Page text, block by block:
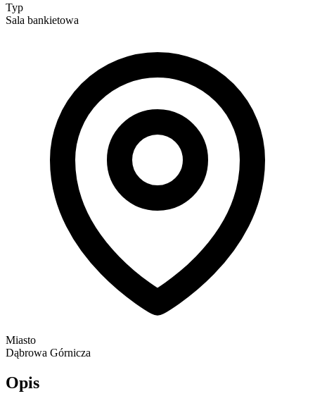
Typ
Sala bankietowa
Miasto
Dąbrowa Górnicza
Opis